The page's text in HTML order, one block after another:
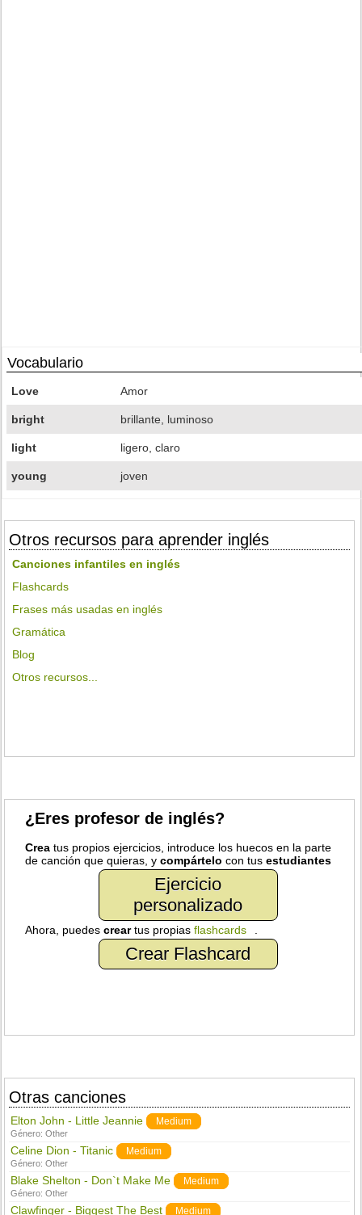
Vocabulario
Love Amor
bright brillante, luminoso
light ligero, claro
young joven
Otros recursos para aprender inglés
Canciones infantiles en inglés
Flashcards
Frases más usadas en inglés
Gramática
Blog
Otros recursos...
¿Eres profesor de inglés?
Crea tus propios ejercicios, introduce los huecos en la parte
de canción que quieras, ycompártelo con tusestudiantes
Ejercicio
personalizado
Ahora, puedescreartus propiasflashcards
Crear Flashcard
Otras canciones
Elton John - Little Jeannie Medium
Género:Other
Celine Dion - Titanic Medium
Género:Other
Blake Shelton - Don`t Make Me Medium
Género:Other
Clawfinger - Biggest The Best Medium